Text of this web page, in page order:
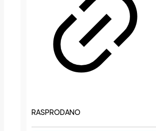
RASPRODANO